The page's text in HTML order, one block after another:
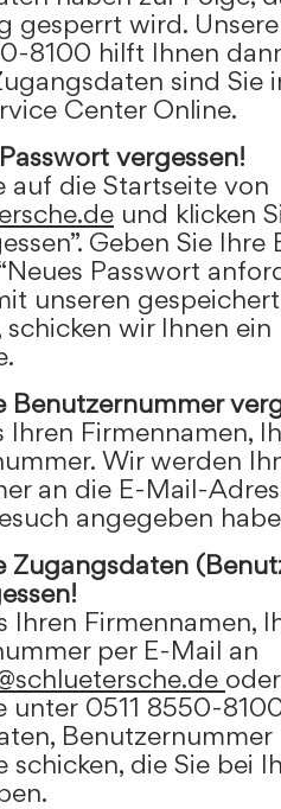
gesperrt wird.
8100 hilft Ihnen
sind Sie
Center Online.
vergessen!
auf die Startseite von
und klicken
Geben Sie
Passwort
unseren
wir Ihnen
Benutzernummer
Ihren Firmennamen,
Wir werden
an die E-Mail-
angegeben
Zugangsdaten
Ihren Firmennamen,
per E-Mail an
unter 0511 8550-
schicken, die Sie bei